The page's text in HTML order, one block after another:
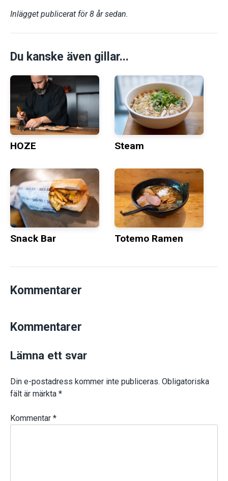
Inlägget publicerat för 8 år sedan.
Du kanske även gillar...
HOZE Steam
Snack Bar Totemo Ramen
Kommentarer
Kommentarer
Lämna ett svar
Din e-postadress kommer inte publiceras. Obligatoriska
fält är märkta *
Kommentar *